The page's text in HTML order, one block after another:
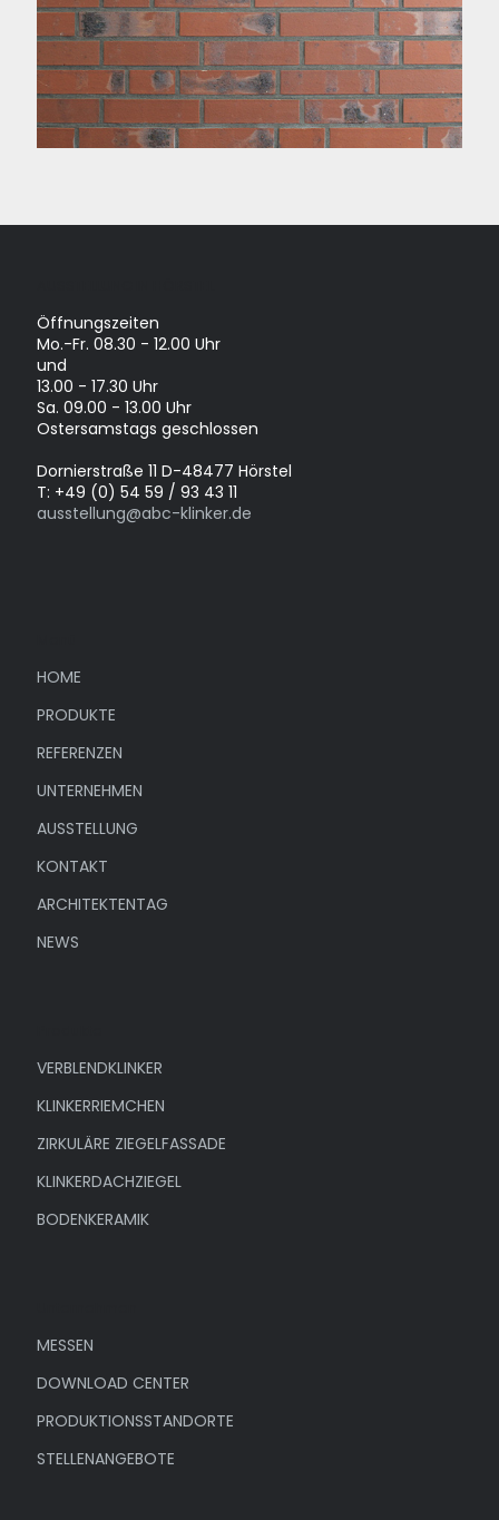
Öffnungszeiten
Mo.-Fr. 08.30 - 12.00 Uhr
und
13.00 - 17.30 Uhr
Sa. 09.00 - 13.00 Uhr
Ostersamstags geschlossen
Dornierstraße 11 D-48477 Hörstel
T: +49 (0) 54 59 / 93 43 11
ausstellung@abc-klinker.de
HOME
PRODUKTE
REFERENZEN
UNTERNEHMEN
AUSSTELLUNG
KONTAKT
ARCHITEKTENTAG
NEWS
VERBLENDKLINKER
KLINKERRIEMCHEN
ZIRKULÄRE ZIEGELFASSADE
KLINKERDACHZIEGEL
BODENKERAMIK
MESSEN
DOWNLOAD CENTER
PRODUKTIONSSTANDORTE
STELLENANGEBOTE